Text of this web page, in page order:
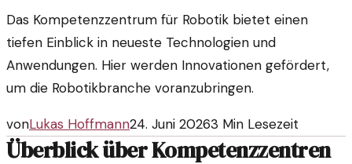
Das Kompetenzzentrum für Robotik bietet einen
tiefen Einblick in neueste Technologien und
Anwendungen. Hier werden Innovationen gefördert,
um die Robotikbranche voranzubringen.
vonLukas Hoffmann24. Juni 20263 Min Lesezeit
Überblick über Kompetenzzentren